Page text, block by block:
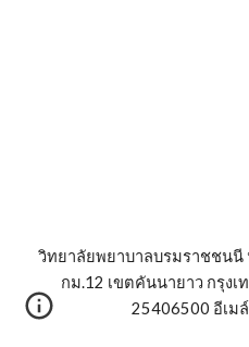
วิทยาลัยพยาบาลบรมราชชนนี
กม.12 เขตคันนายาว กรุง
25406500 อีเมล์